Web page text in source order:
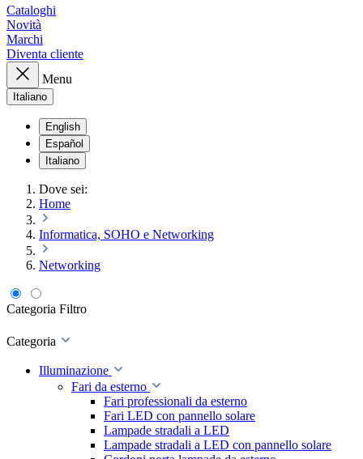
Cataloghi
Novità
Marchi
Diventa cliente
Menu
Italiano
English
Español
Italiano
Dove sei:
Home
Informatica, SOHO e Networking
Networking
Categoria Filtro
Categoria
Illuminazione
Fari da esterno
Fari professionali da esterno
Fari LED con pannello solare
Lampade stradali a LED
Lampade stradali a LED con pannello solare